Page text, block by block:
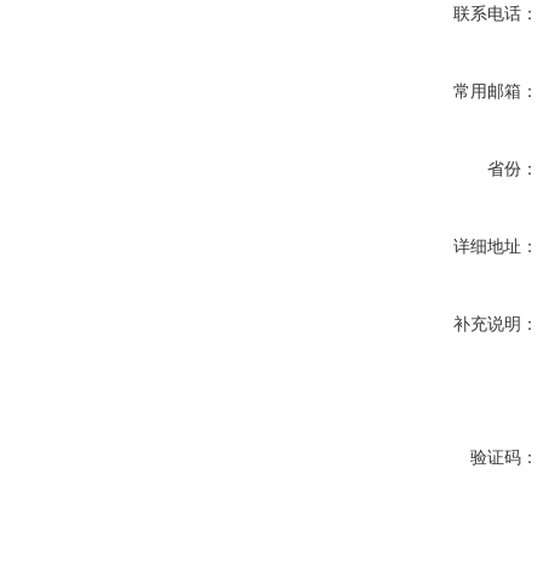
联系电话：
常用邮箱：
省份：
详细地址：
补充说明：
验证码：